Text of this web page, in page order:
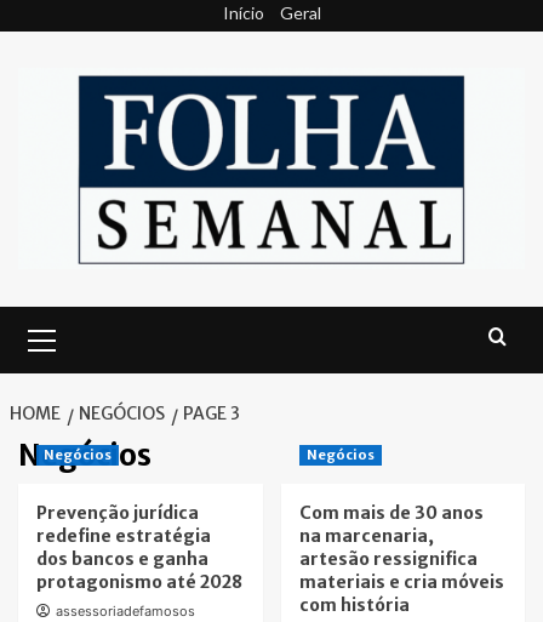
Início Geral
Menu
HOME NEGÓCIOS PAGE 3
Negócios
Negócios
Prevenção jurídica
redefine estratégia
dos bancos e ganha
protagonismo até 2028
assessoriadefamosos
Negócios
Com mais de 30 anos
na marcenaria,
artesão ressignifica
materiais e cria móveis
com história